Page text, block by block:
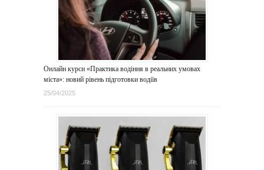
Онлайн курси «Практика водіння в реальних умовах
міста»: новий рівень підготовки водіїв
25/04/2025